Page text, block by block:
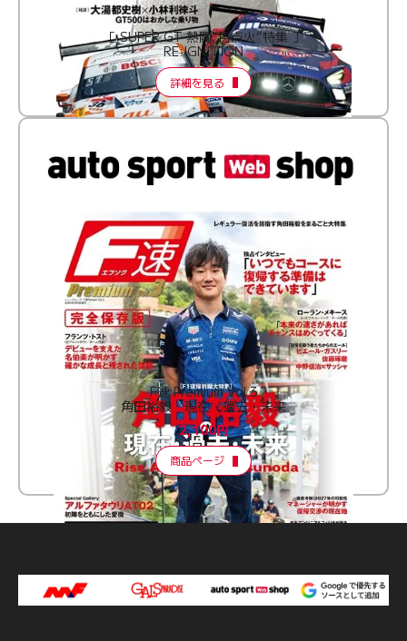
［ SUPER GT 熱闘“再点火”特集 ］
RE:IGNITION
詳細を見る
F速 Premium Vol.3
角田裕毅 現在・過去・未来
2,100円
商品ページ